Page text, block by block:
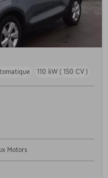
110 kW ( 150 CV )
Motors